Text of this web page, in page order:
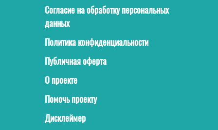
Согласие на обработку персональных
данных
Политика конфиденциальности
Публичная оферта
О проекте
Помочь проекту
Дисклеймер